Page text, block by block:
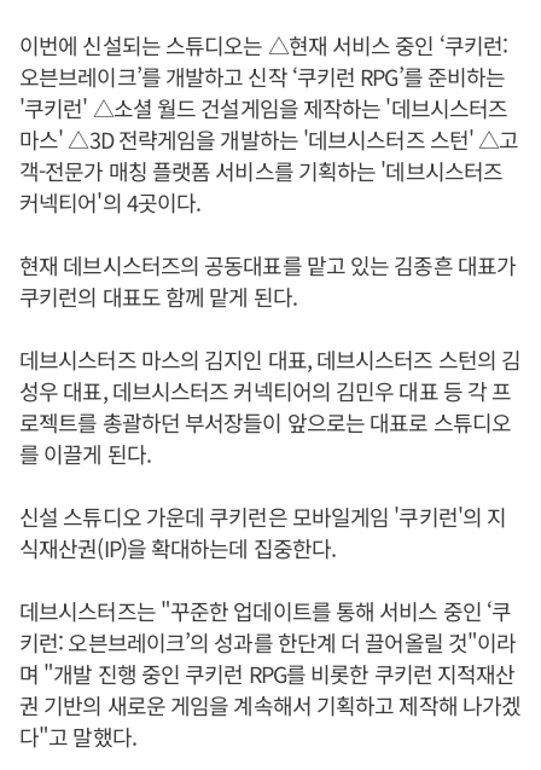
이번에 신설되는 스튜디오는 △현재 서비스 중인 ‘쿠키런:
오븐브레이크’를 개발하고 신작 ‘쿠키런 RPG’를 준비하는
'쿠키런' △소셜 월드 건설게임을 제작하는 '데브시스터즈
마스' △3D 전략게임을 개발하는 '데브시스터즈 스턴' △고
객-전문가 매칭 플랫폼 서비스를 기획하는 '데브시스터즈
커넥티어'의 4곳이다.
현재 데브시스터즈의 공동대표를 맡고 있는 김종흔 대표가
쿠키런의 대표도 함께 맡게 된다.
데브시스터즈 마스의 김지인 대표, 데브시스터즈 스턴의 김
성우 대표, 데브시스터즈 커넥티어의 김민우 대표 등 각 프
로젝트를 총괄하던 부서장들이 앞으로는 대표로 스튜디오
를 이끌게 된다.
신설 스튜디오 가운데 쿠키런은 모바일게임 '쿠키런'의 지
식재산권(IP)을 확대하는데 집중한다.
데브시스터즈는 "꾸준한 업데이트를 통해 서비스 중인 ‘쿠
키런: 오븐브레이크’의 성과를 한단계 더 끌어올릴 것"이라
며 "개발 진행 중인 쿠키런 RPG를 비롯한 쿠키런 지적재산
권 기반의 새로운 게임을 계속해서 기획하고 제작해 나가겠
다"고 말했다.